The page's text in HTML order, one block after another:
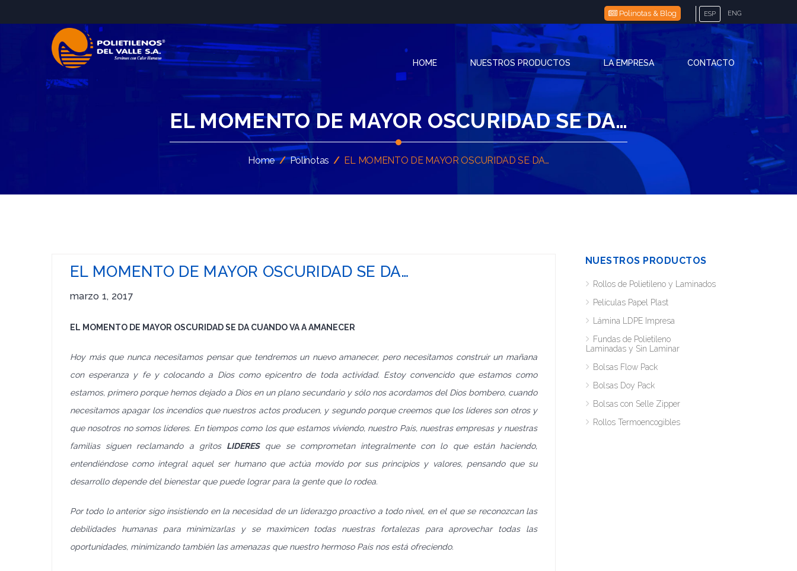
Polinotas & Blog ESP ENG
HOME NUESTROS PRODUCTOS LA EMPRESA CONTACTO
EL MOMENTO DE MAYOR OSCURIDAD SE DA…
Home/Polinotas / EL MOMENTO DE MAYOR OSCURIDAD SE DA…
EL MOMENTO DE MAYOR OSCURIDAD SE DA…
marzo 1, 2017
EL MOMENTO DE MAYOR OSCURIDAD SE DA CUANDO VA A AMANECER
Hoy más que nunca necesitamos pensar que tendremos un nuevo amanecer, pero necesitamos construir un mañana
con esperanza y fe y colocando a Dios como epicentro de toda actividad. Estoy convencido que estamos como
estamos, primero porque hemos dejado a Dios en un plano secundario y sólo nos acordamos del Dios bombero, cuando
necesitamos apagar los incendios que nuestros actos producen, y segundo porque creemos que los líderes son otros y
que nosotros no somos líderes. En tiempos como los que estamos viviendo, nuestro País, nuestras empresas y nuestras
familias siguen reclamando a gritos LIDERESque se comprometan integralmente con lo que están haciendo,
entendiéndose como integral aquel ser humano que actúa movido por sus principios y valores, pensando que su
desarrollo depende del bienestar que puede lograr para la gente que lo rodea.
Por todo lo anterior sigo insistiendo en la necesidad de un liderazgo proactivo a todo nivel, en el que se reconozcan las
debilidades humanas para minimizarlas y se maximicen todas nuestras fortalezas para aprovechar todas las
oportunidades, minimizando también las amenazas que nuestro hermoso País nos está ofreciendo.
NUESTROS PRODUCTOS
Rollos de Polietileno y Laminados
Películas Papel Plast
Lámina LDPE Impresa
Fundas de Polietileno
Laminadas y Sin Laminar
Bolsas Flow Pack
Bolsas Doy Pack
Bolsas con Selle Zipper
Rollos Termoencogibles